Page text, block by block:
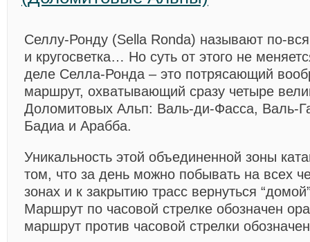
Селлу-Ронду (Sella Ronda) называют по-
и кругосветка… Но суть от этого не
деле Селла-Ронда – это потрясающий
маршрут, охватывающий сразу четыре
Доломитовых Альп: Валь-ди-Фасса, Валь-
Бадиа и Арабба.
Уникальность этой объединенной зоны
том, что за день можно побывать на всех
зонах и к закрытию трасс вернуться
Маршрут по часовой стрелке обозначен
маршрут против часовой стрелки